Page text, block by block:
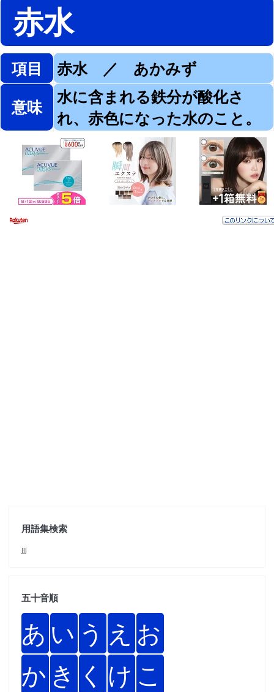
赤水
項目
赤水 ／ あかみず
意味
水に含まれる鉄分が酸化さ
れ、赤色になった水のこと。
用語集検索
jjj
五十音順
あ い う え お
か き く け こ